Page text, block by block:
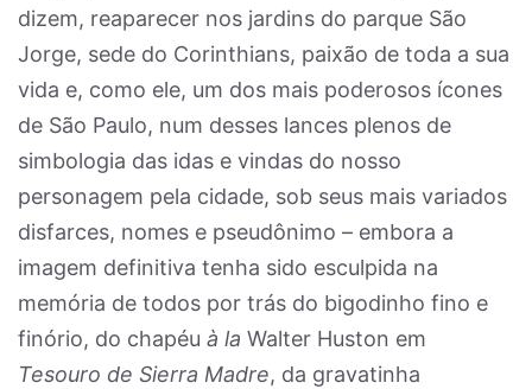
dizem, reaparecer nos jardins do parque São
Jorge, sede do Corinthians, paixão de toda a sua
vida e, como ele, um dos mais poderosos ícones
de São Paulo, num desses lances plenos de
simbologia das idas e vindas do nosso
personagem pela cidade, sob seus mais variados
disfarces, nomes e pseudônimo – embora a
imagem definitiva tenha sido esculpida na
memória de todos por trás do bigodinho fino e
finório, do chapéu à la Walter Huston em
Tesouro de Sierra Madre, da gravatinha